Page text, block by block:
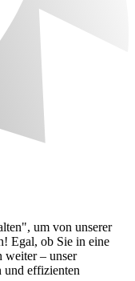
um von unserer
Egal, ob Sie in eine
weiter – unser
und effizienten